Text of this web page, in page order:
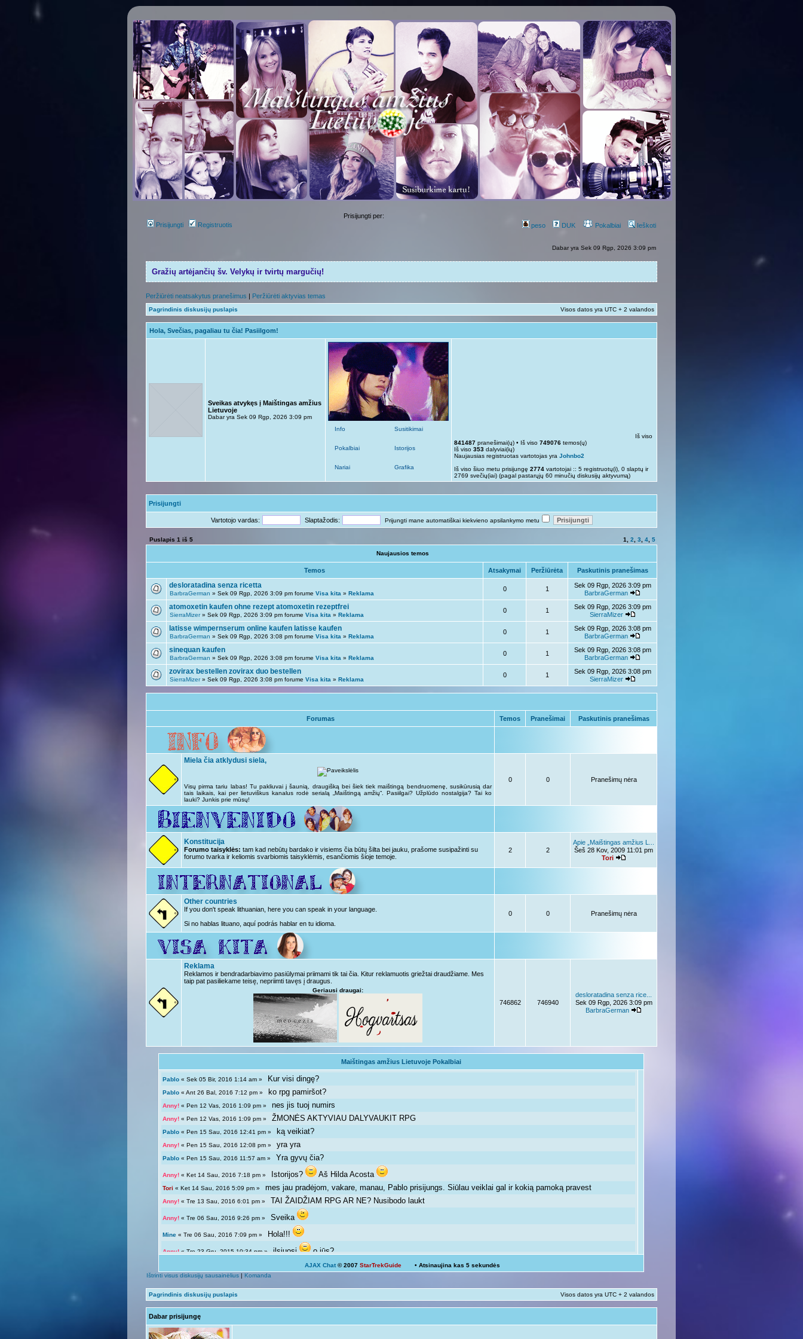
Prisijungti Registruotis
Prisijungti per:
peso
DUK Pokalbiai Ieškoti
Dabar yra Sek 09 Rgp, 2026 3:09 pm
Gražių artėjančių šv. Velykų ir tvirtų margučių!
Peržiūrėti neatsakytus pranešimus | Peržiūrėti aktyvias temas
Pagrindinis diskusijų puslapis Visos datos yra UTC + 2 valandos
Hola, Svečias, pagaliau tu čia! Pasiilgom!
Sveikas atvykęs į Maištingas amžius
Lietuvoje
Dabar yra Sek 09 Rgp, 2026 3:09 pm
Info
Pokalbiai
Nariai
Susitikimai
Istorijos
Grafika
Iš viso
841487 pranešimai(ų) • Iš viso 749076 temos(ų)
Iš viso 353 dalyviai(ių)
Naujausias registruotas vartotojas yra Johnbo2
Iš viso šiuo metu prisijungę 2774 vartotojai :: 5 registruotų(i), 0 slaptų ir
2769 svečių(iai) (pagal pastarųjų 60 minučių diskusijų aktyvumą)
Prisijungti
Vartotojo vardas: Slaptažodis: Prijungti mane automatiškai kiekvieno apsilankymo metu
Puslapis 1 iš 5 1 2 3 4 5
Naujausios temos
Temos Atsakymai Peržiūrėta Paskutinis pranešimas
desloratadina senza ricetta
BarbraGerman » Sek 09 Rgp, 2026 3:09 pm forume Visa kita » Reklama
0 1
Sek 09 Rgp, 2026 3:09 pm
BarbraGerman
atomoxetin kaufen ohne rezept atomoxetin rezeptfrei
SierraMizer» Sek 09 Rgp, 2026 3:09 pm forume Visa kita » Reklama
0 1
Sek 09 Rgp, 2026 3:09 pm
SierraMizer
latisse wimpernserum online kaufen latisse kaufen
BarbraGerman » Sek 09 Rgp, 2026 3:08 pm forume Visa kita » Reklama
0 1
Sek 09 Rgp, 2026 3:08 pm
BarbraGerman
sinequan kaufen
BarbraGerman » Sek 09 Rgp, 2026 3:08 pm forume Visa kita » Reklama
0 1
Sek 09 Rgp, 2026 3:08 pm
BarbraGerman
zovirax bestellen zovirax duo bestellen
SierraMizer» Sek 09 Rgp, 2026 3:08 pm forume Visa kita » Reklama
0 1
Sek 09 Rgp, 2026 3:08 pm
SierraMizer
Forumas Temos Pranešimai Paskutinis pranešimas
Miela čia atklydusi siela,
Visų pirma tariu labas! Tu pakliuvai į šaunią, draugišką bei šiek tiek maištingą bendruomenę, susikūrusią dar
tais laikais, kai per lietuviškus kanalus rodė serialą „Maištingą amžių“. Pasiilgai? Užplūdo nostalgija? Tai ko
lauki? Junkis prie mūsų!
0 0 Pranešimų nėra
Konstitucija
Forumo taisyklės: tam kad nebūtų bardako ir visiems čia būtų šilta bei jauku, prašome susipažinti su
forumo tvarka ir keliomis svarbiomis taisyklėmis, esančiomis šioje temoje.
2 2
Apie „Maištingas amžius L...
Šeš 28 Kov, 2009 11:01 pm
Tori
Other countries
If you don't speak lithuanian, here you can speak in your language.
Si no hablas lituano, aquí podrás hablar en tu idioma.
0 0 Pranešimų nėra
Reklama
Reklamos ir bendradarbiavimo pasiūlymai priimami tik tai čia. Kitur reklamuotis griežtai draudžiame. Mes
taip pat pasiliekame teisę, nepriimti tavęs į draugus.
Geriausi draugai:
746862 746940
desloratadina senza rice...
Sek 09 Rgp, 2026 3:09 pm
BarbraGerman
Maištingas amžius Lietuvoje Pokalbiai
Pablo « Sek 05 Bir, 2016 1:14 am » Kur visi dingę?
Pablo « Ant 26 Bal, 2016 7:12 pm » ko rpg pamiršot?
Anny! « Pen 12 Vas, 2016 1:09 pm »nes jis tuoj numirs
Anny! « Pen 12 Vas, 2016 1:09 pm »ŽMONĖS AKTYVIAU DALYVAUKIT RPG
Pablo « Pen 15 Sau, 2016 12:41 pm » ką veikiat?
Anny! « Pen 15 Sau, 2016 12:08 pm »yra yra
Pablo « Pen 15 Sau, 2016 11:57 am » Yra gyvų čia?
Anny! « Ket 14 Sau, 2016 7:18 pm » Istorijos? Aš Hilda Acosta
Tori « Ket 14 Sau, 2016 5:09 pm »mes jau pradėjom, vakare, manau, Pablo prisijungs. Siūlau veiklai gal ir kokią pamoką pravest
Anny! « Tre 13 Sau, 2016 6:01 pm » TAI ŽAIDŽIAM RPG AR NE? Nusibodo laukt
Anny! « Tre 06 Sau, 2016 9:26 pm »Sveika
Mine « Tre 06 Sau, 2016 7:09 pm » Hola!!!
Anny! « Tre 23 Gru, 2015 10:34 pm »ilsiuosi o jūs?
Ką veikiat?
Anny!« Sek 13 Rgs, 2015 9:54 pm »galima ir atsipalaiduoti nuo mokslų
Giedryte.« Sek 13 Rgs, 2015 7:40 pm »
Anny!« Pir 07 Rgs, 2015 9:14 pm »
AJAX Chat © 2007StarTrekGuide • Atsinaujina kas5 sekundės
Ištrinti visus diskusijų sausainėlius | Komanda
Pagrindinis diskusijų puslapis Visos datos yra UTC + 2 valandos
Dabar prisijungę